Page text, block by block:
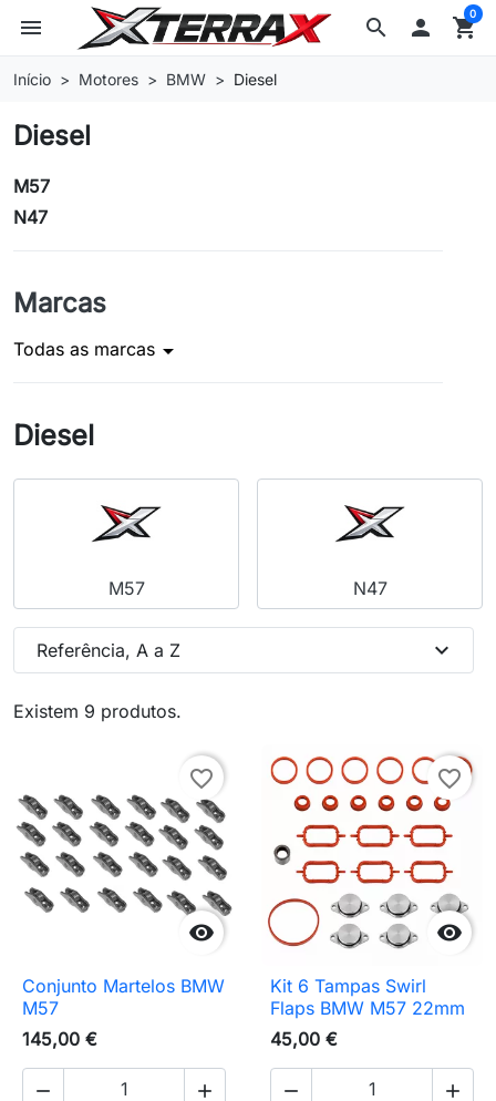
search
menu  shopping_cart
0
Início Motores BMW Diesel
Diesel
M57
N47
Marcas
Todas as marcas arrow_drop_down
Diesel
M57 N47
Existem 9 produtos.
Referência, A a Z expand_more

favorite_border
Conjunto Martelos BMW
M57
145,00 €
 

favorite_border
Kit 6 Tampas Swirl
Flaps BMW M57 22mm
45,00 €
 